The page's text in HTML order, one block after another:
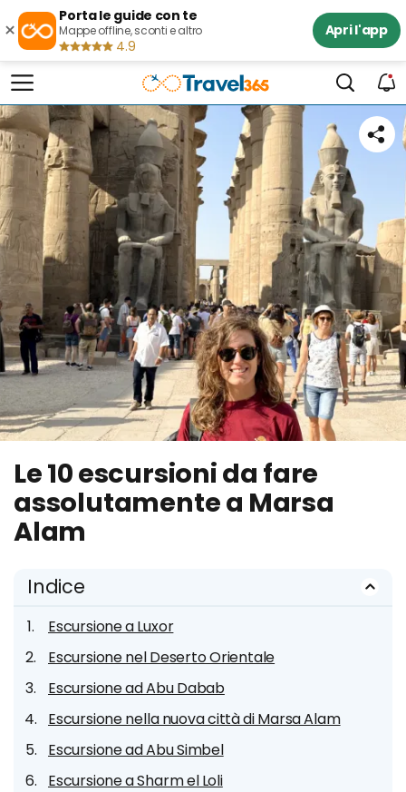
×
Porta le guide con te
Mappe offline, sconti e altro
4.9
Apri l'app
Le 10 escursioni da fare
assolutamente a Marsa
Alam
Indice
Escursione a Luxor
Escursione nel Deserto Orientale
Escursione ad Abu Dabab
Escursione nella nuova città di Marsa Alam
Escursione ad Abu Simbel
Escursione a Sharm el Loli